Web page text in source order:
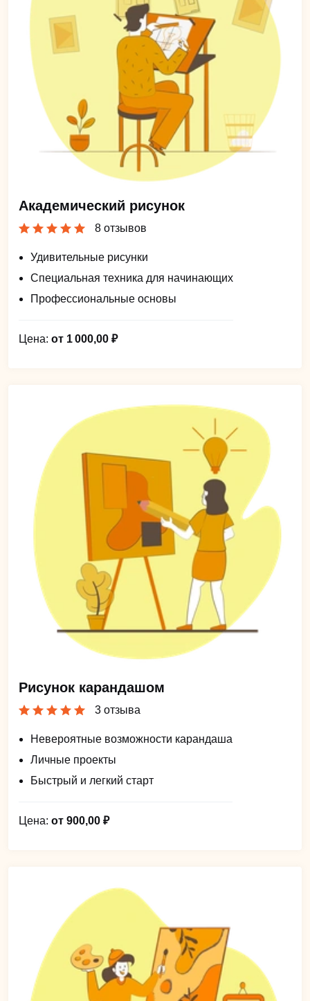
Академический рисунок
8 отзывов
Удивительные рисунки
Специальная техника для начинающих
Профессиональные основы
Цена: от 1 000,00 ₽
Рисунок карандашом
3 отзыва
Невероятные возможности карандаша
Личные проекты
Быстрый и легкий старт
Цена: от 900,00 ₽